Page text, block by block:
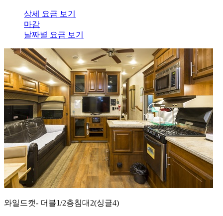
상세 요금 보기
마감
날짜별 요금 보기
와일드캣- 더블1/2층침대2(싱글4)